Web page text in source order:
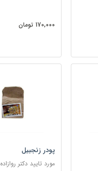
170,000 تومان
پودر زنجبیل
مورد تایید دکتر روازاده